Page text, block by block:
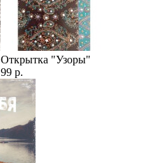
Открытка "Узоры"
99 р.